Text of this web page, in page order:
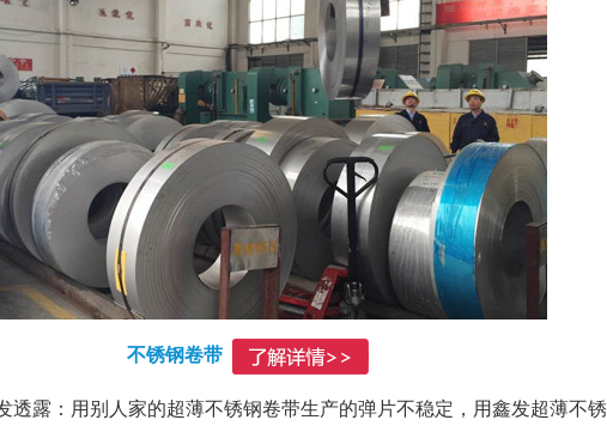
不锈钢卷带
露：用别人家的超薄不锈钢卷带生产的弹片不稳定，用鑫发超薄不锈